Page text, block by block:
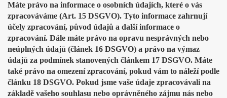
Máte právo na informace o osobních údajích, které o vás
zpracováváme (Art. 15 DSGVO). Tyto informace zahrnují
účely zpracování, původ údajů a další informace o
zpracování. Dále máte právo na opravu nesprávných nebo
neúplných údajů (článek 16 DSGVO) a právo na výmaz
údajů za podmínek stanovených článkem 17 DSGVO. Máte
také právo na omezení zpracování, pokud vám to náleží podle
článku 18 DSGVO. Pokud jsme vaše údaje zpracovávali na
základě vašeho souhlasu nebo oprávněného zájmu nás nebo